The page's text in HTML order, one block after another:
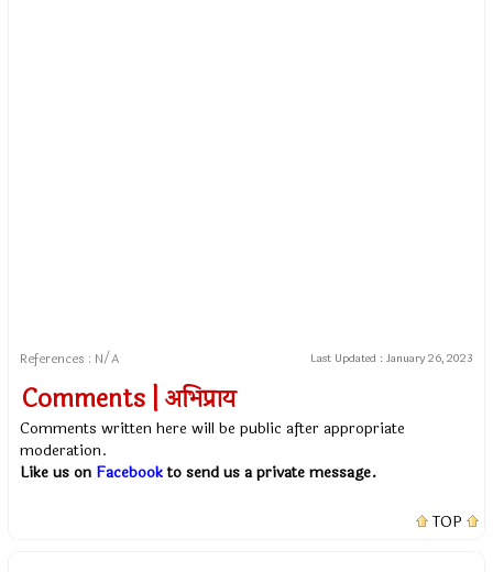
References : N/A Last Updated : January 26, 2023
Comments | अभिप्राय
Comments written here will be public after appropriate
moderation.
Like us on Facebookto send us a private message.
TOP